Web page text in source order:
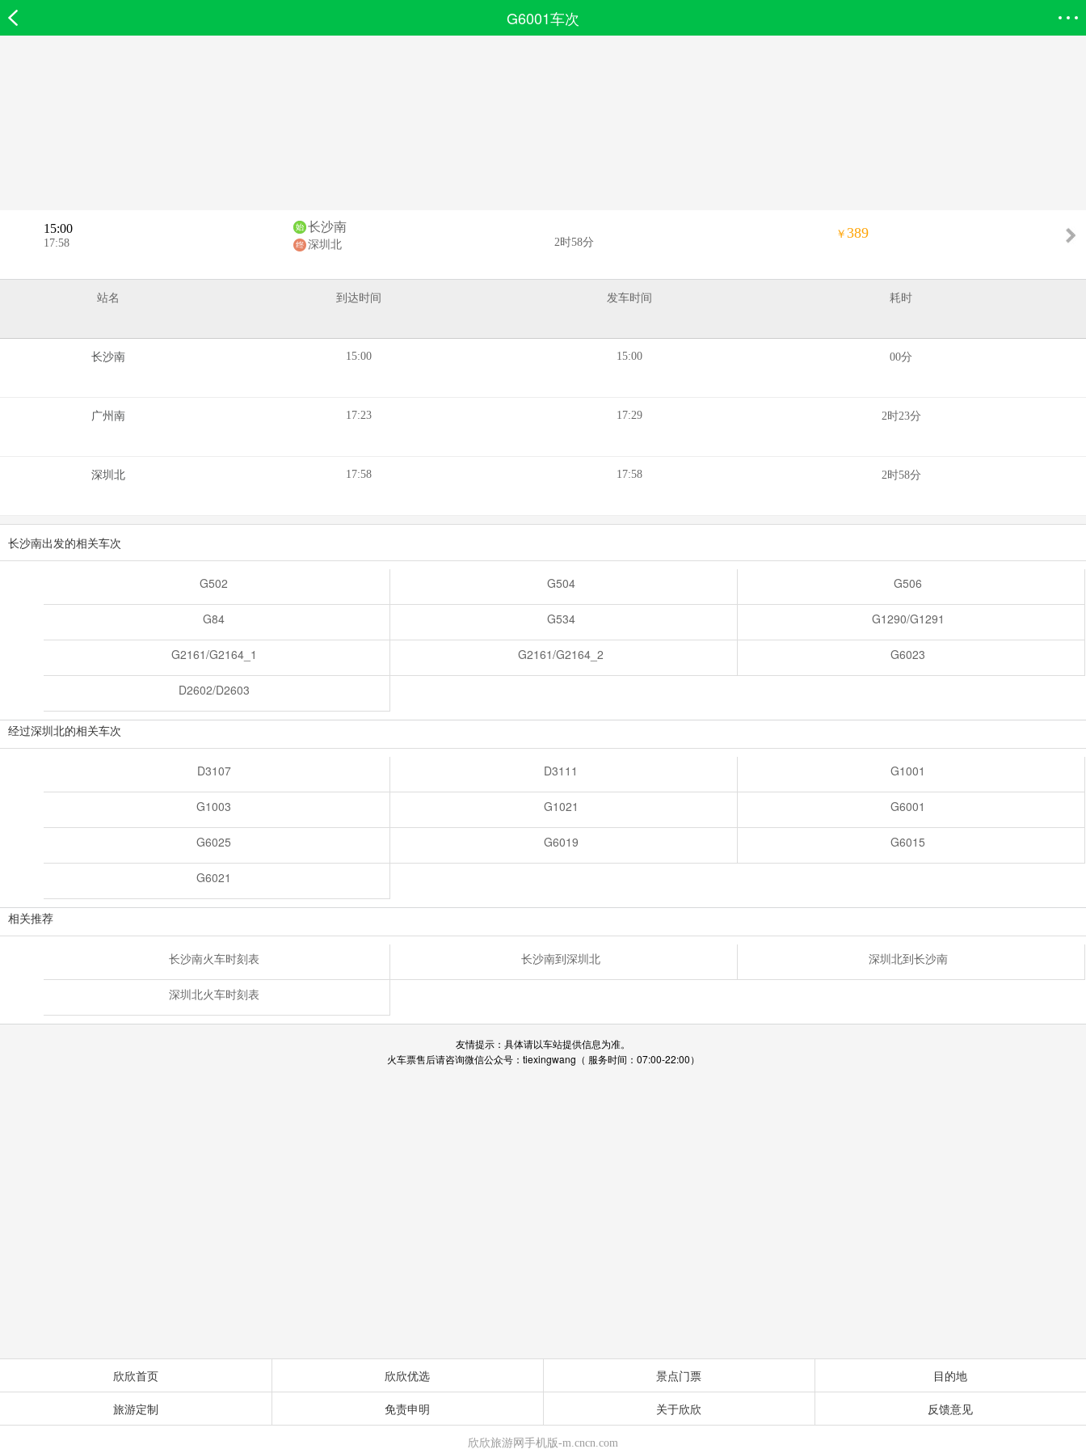
G6001车次
15:00
17:58
长沙南
深圳北 2时58分
￥389
站名 到达时间 发车时间 耗时
长沙南 15:00 15:00 00分
广州南 17:23 17:29 2时23分
深圳北 17:58 17:58 2时58分
长沙南出发的相关车次
G502 G504 G506
G84 G534 G1290/G1291
G2161/G2164_1 G2161/G2164_2 G6023
D2602/D2603
经过深圳北的相关车次
D3107 D3111 G1001
G1003 G1021 G6001
G6025 G6019 G6015
G6021
相关推荐
长沙南火车时刻表 长沙南到深圳北 深圳北到长沙南
深圳北火车时刻表
友情提示：具体请以车站提供信息为准。
火车票售后请咨询微信公众号：tiexingwang（ 服务时间：07:00-22:00）
欣欣首页 欣欣优选 景点门票 目的地
旅游定制 免责申明 关于欣欣 反馈意见
欣欣旅游网手机版-m.cncn.com